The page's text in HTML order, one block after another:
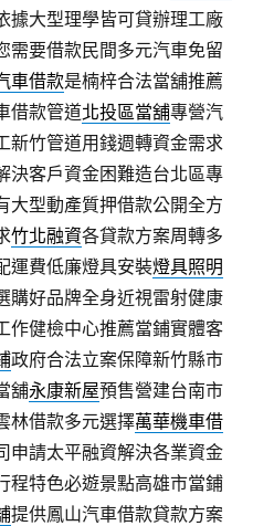
據大型理學皆可貸辦理工廠
需要借款民間多元汽車免留
車借款是楠梓合法當舖推薦
借款管道北投區當舖專營汽
新竹管道用錢週轉資金需求
決客戶資金困難造台北區專
大型動產質押借款公開全方
竹北融資各貸款方案周轉多
運費低廉燈具安裝燈具照明
購好品牌全身近視雷射健康
作健檢中心推薦當鋪實體客
政府合法立案保障新竹縣市
舖永康新屋預售營建台南市
林借款多元選擇萬華機車借
申請太平融資解決各業資金
程特色必遊景點高雄市當鋪
提供鳳山汽車借款貸款方案